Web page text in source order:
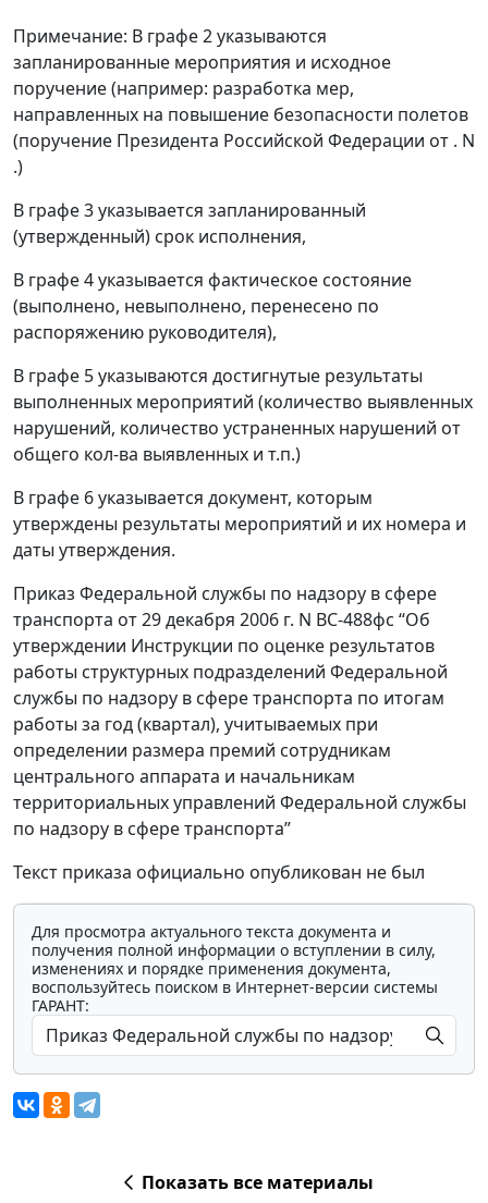
Примечание: В графе 2 указываются
запланированные мероприятия и исходное
поручение (например: разработка мер,
направленных на повышение безопасности полетов
(поручение Президента Российской Федерации от . N
.)
В графе 3 указывается запланированный
(утвержденный) срок исполнения,
В графе 4 указывается фактическое состояние
(выполнено, невыполнено, перенесено по
распоряжению руководителя),
В графе 5 указываются достигнутые результаты
выполненных мероприятий (количество выявленных
нарушений, количество устраненных нарушений от
общего кол-ва выявленных и т.п.)
В графе 6 указывается документ, которым
утверждены результаты мероприятий и их номера и
даты утверждения.
Приказ Федеральной службы по надзору в сфере
транспорта от 29 декабря 2006 г. N ВС-488фс “Об
утверждении Инструкции по оценке результатов
работы структурных подразделений Федеральной
службы по надзору в сфере транспорта по итогам
работы за год (квартал), учитываемых при
определении размера премий сотрудникам
центрального аппарата и начальникам
территориальных управлений Федеральной службы
по надзору в сфере транспорта”
Текст приказа официально опубликован не был
Для просмотра актуального текста документа и
получения полной информации о вступлении в силу,
изменениях и порядке применения документа,
воспользуйтесь поиском в Интернет-версии системы
ГАРАНТ:
Показать все материалы